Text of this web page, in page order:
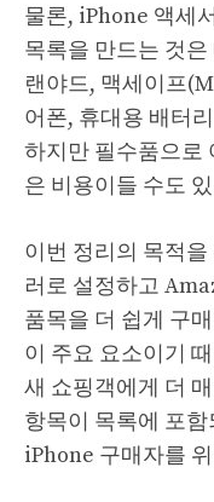
물론, iPhone 액세
목록을 만드는 것
랜야드, 맥세이프
어폰, 휴대용 배터
하지만 필수품으로
은 비용이들 수도
이번 정리의 목적
러로 설정하고
품목을 더 쉽게 구
이 주요 요소이기
새 쇼핑객에게 더
항목이 목록에 포
iPhone 구매자를